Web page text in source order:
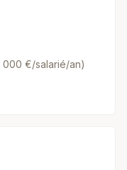
000 €/salarié/an)